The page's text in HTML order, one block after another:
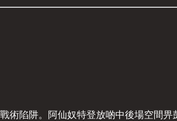
陷阱。阿仙奴特登放啲中後場空間